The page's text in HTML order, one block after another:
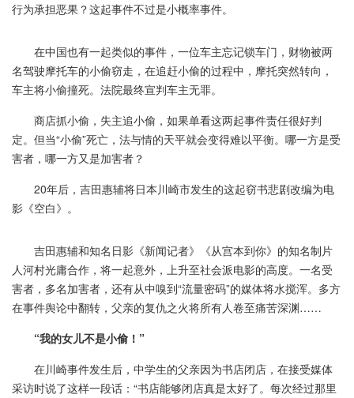
行为承担恶果？这起事件不过是小概率事件。
在中国也有一起类似的事件，一位车主忘记锁车门，财物被两
名驾驶摩托车的小偷窃走，在追赶小偷的过程中，摩托突然转向，
车主将小偷撞死。法院最终宣判车主无罪。
商店抓小偷，失主追小偷，如果单看这两起事件责任很好判
定。但当“小偷”死亡，法与情的天平就会变得难以平衡。哪一方是受
害者，哪一方又是加害者？
20年后，吉田惠辅将日本川崎市发生的这起窃书悲剧改编为电
影《空白》。
吉田惠辅和知名日影《新闻记者》《从宫本到你》的知名制片
人河村光庸合作，将一起意外，上升至社会派电影的高度。一名受
害者，多名加害者，还有从中嗅到“流量密码”的媒体将水搅浑。多方
在事件舆论中翻转，父亲的复仇之火将所有人卷至痛苦深渊……
“我的女儿不是小偷！”
在川崎事件发生后，中学生的父亲因为书店闭店，在接受媒体
采访时说了这样一段话：“书店能够闭店真是太好了。每次经过那里